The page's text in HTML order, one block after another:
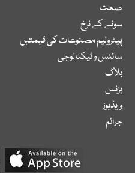
صحت
سونے کے نرخ
پیٹرولیم مصنوعات کی قیمتیں
سائنس و ٹیکنالوجی
بلاگ
بزنس
ویڈیوز
جرائم